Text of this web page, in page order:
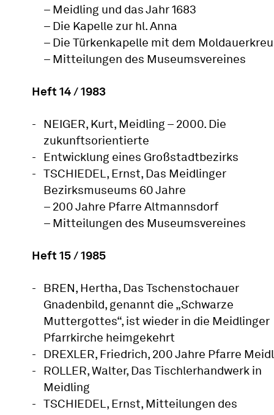
– Meidling und das Jahr 1683
– Die Kapelle zur hl. Anna
– Die Türkenkapelle mit dem
– Mitteilungen des Museumsvereines
Heft 14 / 1983
NEIGER, Kurt, Meidling – 2000. Die
zukunftsorientierte
Entwicklung eines Großstadtbezirks
TSCHIEDEL, Ernst, Das Meidlinger
Bezirksmuseums 60 Jahre
– 200 Jahre Pfarre Altmannsdorf
– Mitteilungen des Museumsvereines
Heft 15 / 1985
BREN, Hertha, Das Tschenstochauer
Gnadenbild, genannt die „Schwarze
Muttergottes“, ist wieder in die Meidlinger
Pfarrkirche heimgekehrt
DREXLER, Friedrich, 200 Jahre Pfarre
ROLLER, Walter, Das Tischlerhandwerk in
Meidling
TSCHIEDEL, Ernst, Mitteilungen des